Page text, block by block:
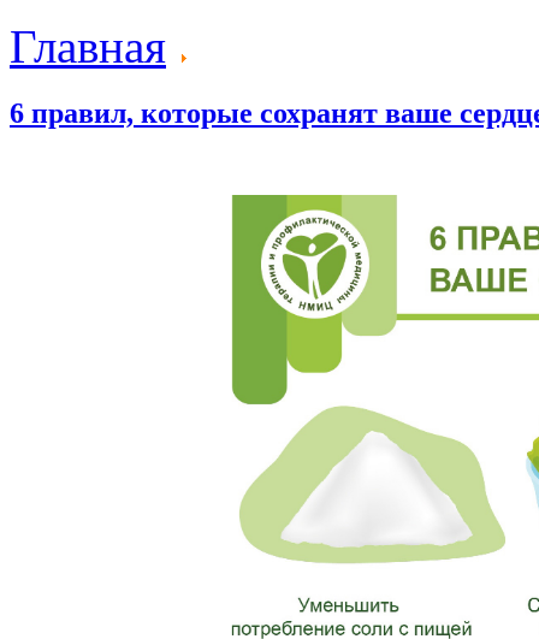
Главная
6 правил, которые сохранят ваше